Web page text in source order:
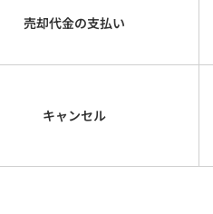
売却代金の支払い
キャンセル